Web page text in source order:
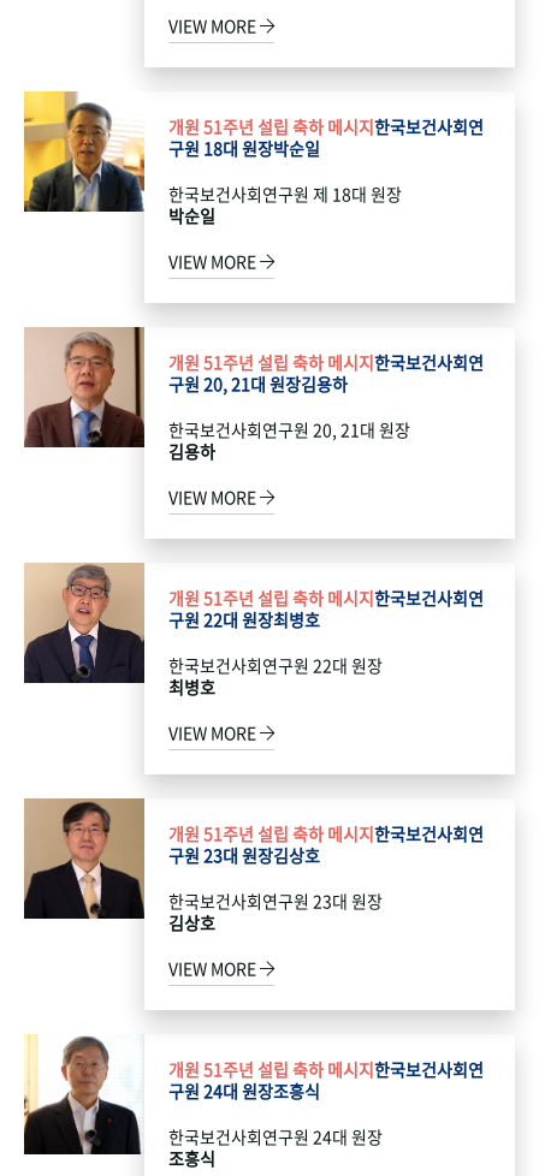
VIEW MORE
개원 51주년 설립 축하 메시지한국보건사회연
구원 18대 원장박순일
한국보건사회연구원 제 18대 원장
박순일
VIEW MORE
개원 51주년 설립 축하 메시지한국보건사회연
구원 20, 21대 원장김용하
한국보건사회연구원 20, 21대 원장
김용하
VIEW MORE
개원 51주년 설립 축하 메시지한국보건사회연
구원 22대 원장최병호
한국보건사회연구원 22대 원장
최병호
VIEW MORE
개원 51주년 설립 축하 메시지한국보건사회연
구원 23대 원장김상호
한국보건사회연구원 23대 원장
김상호
VIEW MORE
개원 51주년 설립 축하 메시지한국보건사회연
구원 24대 원장조흥식
한국보건사회연구원 24대 원장
조흥식